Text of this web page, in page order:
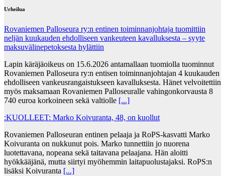
Urheilua
Rovaniemen Palloseura ry:n entinen toiminnanjohtaja tuo­mit­tiin
neljän kuu­kau­den eh­dol­li­seen van­keu­teen ka­val­luk­ses­ta – syyte
mak­su­vä­li­ne­pe­tok­ses­ta hy­lät­tiin
Lapin käräjäoikeus on 15.6.2026 antamallaan tuomiolla tuominnut
Rovaniemen Palloseura ry:n entisen toiminnanjohtajan 4 kuukauden
ehdolliseen vankeusrangaistukseen kavalluksesta. Hänet velvoitettiin
myös maksamaan Rovaniemen Palloseuralle vahingonkorvausta 8
740 euroa korkoineen sekä valtiolle [...]
:KUOLLEET: Marko Koivuranta, 48, on kuollut
Rovaniemen Palloseuran entinen pelaaja ja RoPS-kasvatti Marko
Koivuranta on nukkunut pois. Marko tunnettiin jo nuorena
luotettavana, nopeana sekä taitavana pelaajana. Hän aloitti
hyökkääjänä, mutta siirtyi myöhemmin laitapuolustajaksi. RoPS:n
lisäksi Koivuranta [...]